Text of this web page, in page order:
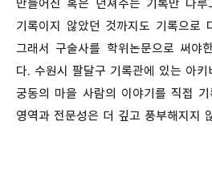
만들어진 혹은 던져주는 기록만 다
기록이지 않았던 것까지도 기록으로
그래서 구술사를 학위논문으로 써야
다. 수원시 팔달구 기록관에 있는 아
궁동의 마을 사람의 이야기를 직접
영역과 전문성은 더 깊고 풍부해지지